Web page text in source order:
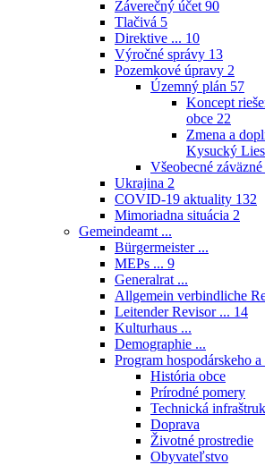
Záverečný účet 90
Tlačivá 5
Direktive ... 10
Výročné správy 13
Pozemkové úpravy 2
Územný plán 57
Koncept
obce 22
Zmena a
Kysucký
Všeobecné
Ukrajina 2
COVID-19 aktuality 132
Mimoriadna situácia 2
Gemeindeamt ...
Bürgermeister ...
MEPs ... 9
Generalrat ...
Allgemein verbindliche
Leitender Revisor ... 14
Kulturhaus ...
Demographie ...
Program hospodárskeho
História obce
Prírodné pomery
Technická
Doprava
Životné prostredie
Obyvateľstvo